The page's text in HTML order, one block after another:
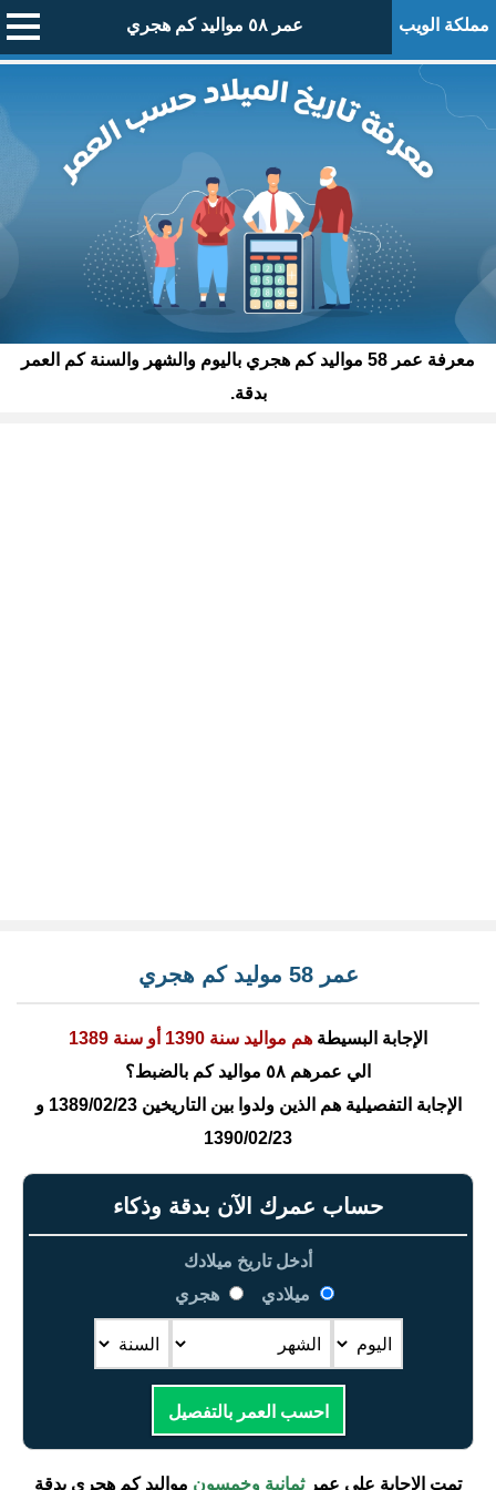
مملكة الويب عمر ٥٨ مواليد كم هجري
معرفة عمر 58 مواليد كم هجري باليوم والشهر والسنة كم العمر
بدقة.
عمر 58 موليد كم هجري
الإجابة البسيطة هم مواليد سنة 1390 أو سنة 1389
الي عمرهم ٥٨ مواليد كم بالضبط؟
الإجابة التفصيلية هم الذين ولدوا بين التاريخين 1389/02/23 و
1390/02/23
حساب عمرك الآن بدقة وذكاء
أدخل تاريخ ميلادك
ميلادي
هجري
احسب العمر بالتفصيل
تمت الإجابة على عمرثمانية وخمسون مواليد كم هجري بدقة